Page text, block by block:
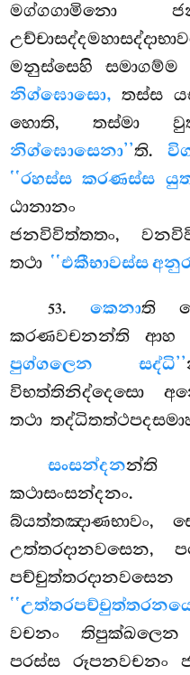
මග්ගගාමිනො
මනුස්සෙහි
නිග්ඝොසො, තස්ස
හොති, තස්මා
නිග්ඝොසෙනා’’ති.
‘‘රහස්ස කරණස්ස
ඨානානං
ජනවිවිත්තතං,
තථා ‘‘එකීභාවස්ස
53.කෙනාති
කරණවචනන්ති ආහ
පුග්ගලෙන සද්ධි’’
විභත්තිනිද්දෙසො
තථා
සංසන්දනන්ති
බ්යත්තඤාණභාවං,
උත්තරදානවසෙන,
වචනං
පරස්ස රූපනවචනං